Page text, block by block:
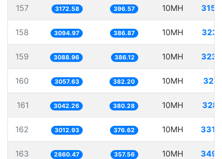
157 3172.58 396.57 10MH
158 3094.97 386.87 10MH
159 3088.96 386.12 10MH
160 3057.63 382.20 10MH
161 3042.26 380.28 10MH
162 3012.93 376.62 10MH
163 2860.47 357.56 10MH